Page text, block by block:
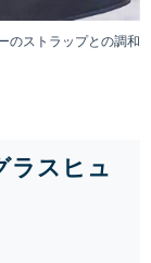
のストラップとの調和
ラスヒュ